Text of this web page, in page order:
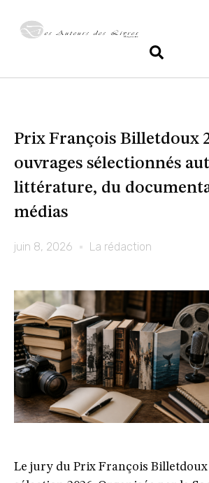
Prix François Billetdoux
ouvrages sélectionnés
littérature, du
médias
juin 8, 2026 La rédaction
Le jury du Prix François Billetdoux